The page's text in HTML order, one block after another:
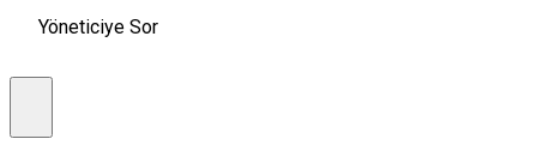
Yöneticiye Sor